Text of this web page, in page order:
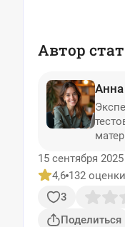
Автор
15 сентября
4,6 132 оценки
3
Поделиться